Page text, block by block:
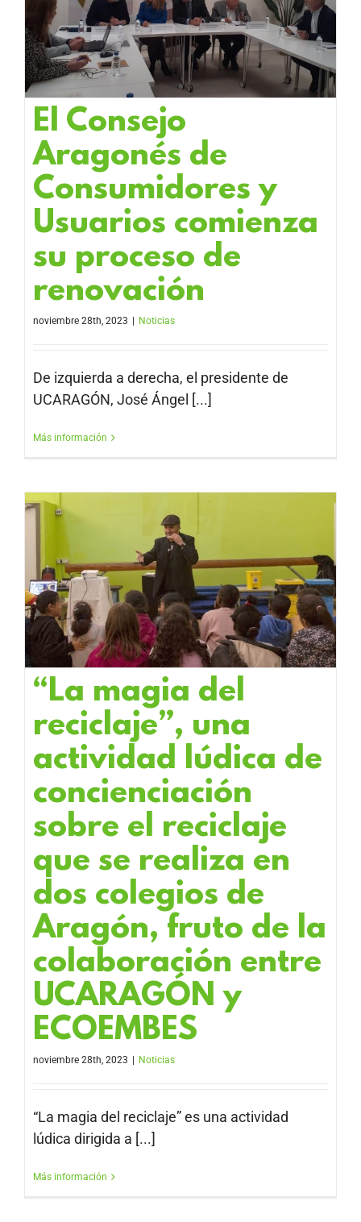
El Consejo
Aragonés de
Consumidores y
Usuarios comienza
su proceso de
renovación
noviembre 28th, 2023 Noticias
De izquierda a derecha, el presidente de
UCARAGÓN, José Ángel [...]
Más información
“La magia del
reciclaje”, una
actividad lúdica de
concienciación
sobre el reciclaje
que se realiza en
dos colegios de
Aragón, fruto de la
colaboración entre
UCARAGÓN y
ECOEMBES
noviembre 28th, 2023 Noticias
“La magia del reciclaje” es una actividad
lúdica dirigida a [...]
Más información